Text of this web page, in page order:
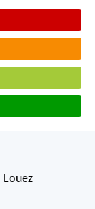
Louez